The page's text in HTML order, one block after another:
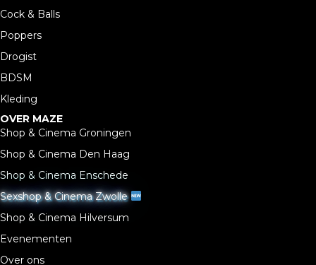
Cock & Balls
Poppers
Drogist
BDSM
Kleding
OVER MAZE
Shop & Cinema Groningen
Shop & Cinema Den Haag
Shop & Cinema Enschede
Sexshop & Cinema Zwolle
Shop & Cinema Hilversum
Evenementen
Over ons